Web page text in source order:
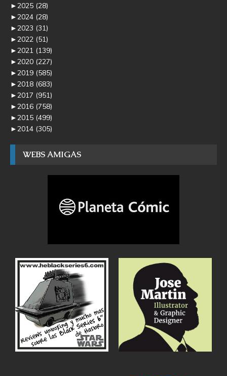
►2025 (28)
►2024 (28)
►2023 (31)
►2022 (51)
►2021 (139)
►2020 (227)
►2019 (585)
►2018 (683)
►2017 (951)
►2016 (758)
►2015 (499)
►2014 (305)
WEBS AMIGAS